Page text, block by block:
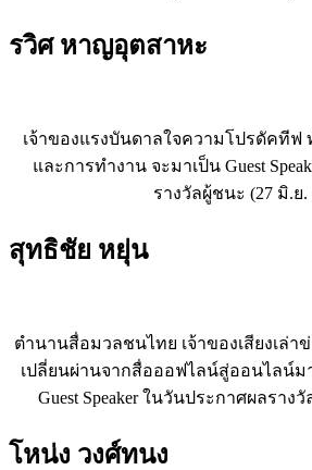
รวิศ หาญอุตสาหะ
เจ้าของแรงบันดาลใจความโปรดัคทีฟ
และการทำงาน จะมาเป็น Guest
รางวัลผู้ชนะ (27 มิ.ย.
สุทธิชัย หยุ่น
ตำนานสื่อมวลชนไทย เจ้าของเสียงเล่า
เปลี่ยนผ่านจากสื่อออฟไลน์สู่ออนไลน์ม
Guest Speaker ในวันประกาศผลราง
โหน่ง วงศ์ทนง